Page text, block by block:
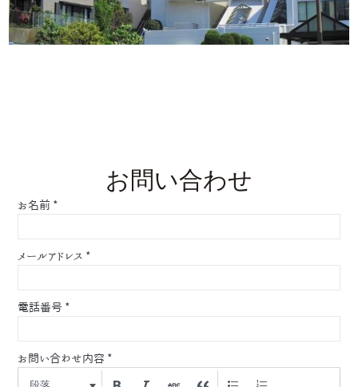
お問い合わせ
お名前 *
メールアドレス *
電話番号 *
お問い合わせ内容 *